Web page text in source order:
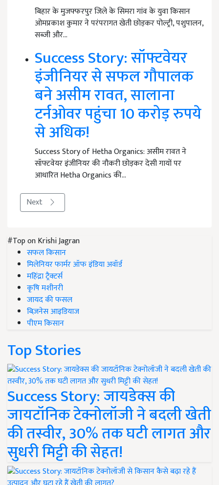
बिहार के मुजफ्फरपुर जिले के सिमरा गांव के युवा किसान
ओमप्रकाश कुमार ने परंपरागत खेती छोड़कर पोल्ट्री, पशुपालन,
सब्जी और…
Success Story: सॉफ्टवेयर
इंजीनियर से सफल गौपालक
बने असीम रावत, सालाना
टर्नओवर पहुंचा 10 करोड़ रुपये
से अधिक!
Success Story of Hetha Organics: असीम रावत ने
सॉफ्टवेयर इंजीनियर की नौकरी छोड़कर देसी गायों पर
आधारित Hetha Organics की…
Next
#Top on Krishi Jagran
सफल किसान
मिलेनियर फार्मर ऑफ इंडिया अवॉर्ड
महिंद्रा ट्रैक्टर्स
कृषि मशीनरी
जायद की फसल
बिज़नेस आइडियाज
पीएम किसान
Top Stories
Success Story: जायडेक्स की
जायटॉनिक टेक्नोलॉजी ने बदली खेती
की तस्वीर, 30% तक घटी लागत और
सुधरी मिट्टी की सेहत!